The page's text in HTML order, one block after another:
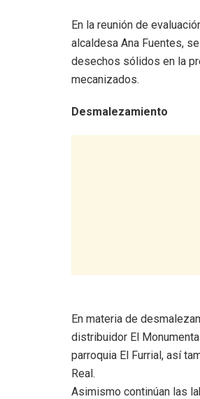
En la reunión de
alcaldesa Ana Fuentes,
desechos sólidos en la
mecanizados.
Desmalezamiento
En materia de
distribuidor El
parroquia El Furrial, así
Real.
Asimismo continúan las